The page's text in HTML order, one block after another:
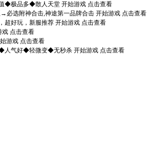
◆极品多◆散人天堂 开始游戏 点击查看
选附神合击,神途第一品牌合击 开始游戏 点击查看
超好玩，新服推荐 开始游戏 点击查看
戏 点击查看
游戏 点击查看
人气好◆轻微变◆无秒杀 开始游戏 点击查看